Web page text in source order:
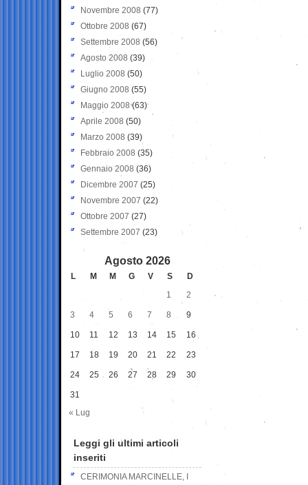
Novembre 2008 (77)
Ottobre 2008 (67)
Settembre 2008 (56)
Agosto 2008 (39)
Luglio 2008 (50)
Giugno 2008 (55)
Maggio 2008(63)
Aprile 2008 (50)
Marzo 2008 (39)
Febbraio 2008 (35)
Gennaio 2008 (36)
Dicembre 2007 (25)
Novembre 2007 (22)
Ottobre 2007 (27)
Settembre 2007 (23)
Agosto 2026
L M M G V S
D
1
2
3 4 5 6 7 8 9
10 11 12 13 14 15 16
17 18 19 20 21 22 23
24 25 26 27 28 29 30
31
« Lug
Leggi gli ultimi articoli
inseriti
CERIMONIA MARCINELLE, I